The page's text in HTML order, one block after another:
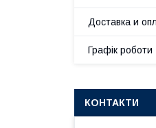
Доставка и
Графік роботи
КОНТАКТИ